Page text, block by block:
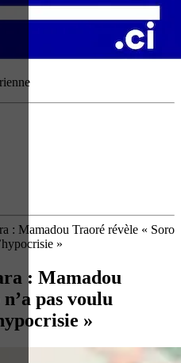
: Mamadou Traoré révèle « Soro
»
: Mamadou
pas voulu
»